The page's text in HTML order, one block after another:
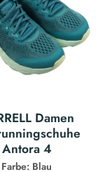
Damen
Antora 4
Farbe: Blau